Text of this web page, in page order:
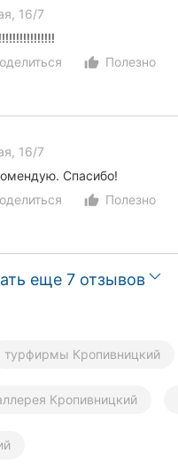
16/7
thumb_up_alt
Полезно
16/7
Спасибо!
thumb_up_alt
Полезно
еще 7 отзывов
турфирмы Кропивницкий
Кропивницкий